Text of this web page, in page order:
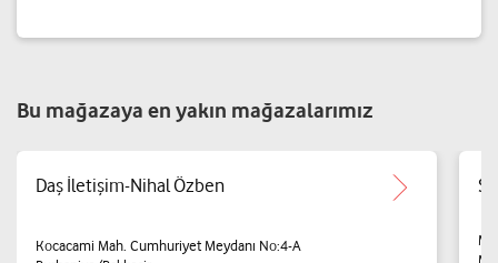
Bu mağazaya en yakın mağazalarımız
Daş İletişim-Nihal Özben
Kocacami Mah. Cumhuriyet Meydanı No:4-A